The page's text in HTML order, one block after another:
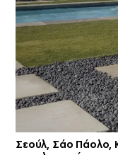
Σεούλ, Σάο Πάολο,